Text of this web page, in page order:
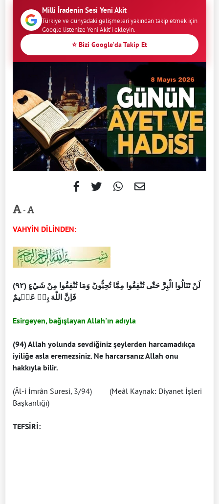
Milli İradenin Sesi Yeni Akit
Türkiye ve dünyadaki gelişmeleri yakından takip etmek için
Google listenize Yeni Akit'i ekleyin.
⭐ Bizi Google'da Takip Et
-
VAHYİN DİLİNDEN:
(٩٢) لَنْ تَنَالُوا الْبِرَّ حَتّٰى تُنْفِقُوا مِمَّا تُحِبُّونَؕ وَمَا تُنْفِقُوا مِنْ شَيْءٍ
فَاِنَّ اللّٰهَ بِهٖ عَلٖيمٌ
Esirgeyen, bağışlayan Allah'ın adıyla
(94) Allah yolunda sevdiğiniz şeylerden harcamadıkça
iyiliğe asla eremezsiniz. Ne harcarsanız Allah onu
hakkıyla bilir.
(Âl-i İmrân Suresi, 3/94) (Meâl Kaynak: Diyanet İşleri
Başkanlığı)
TEFSİRİ: